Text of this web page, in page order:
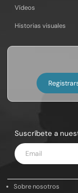
Vídeos
Historias visuales
Suscríbete a
Introduce
tu
Sobre nosotros